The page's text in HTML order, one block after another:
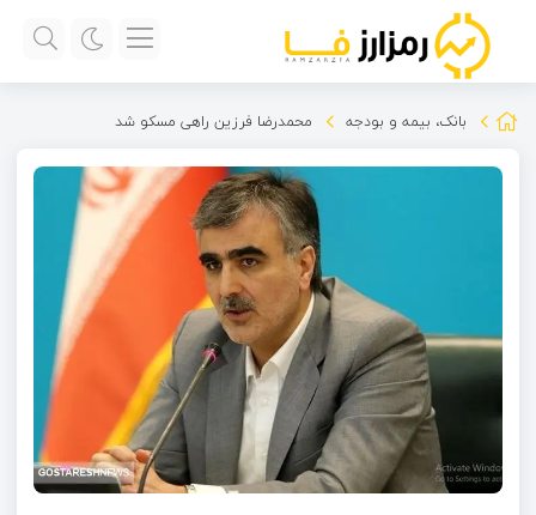
بانک، بیمه و بودجه محمدرضا فرزین راهی مسکو شد